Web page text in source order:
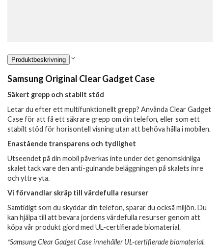
Produktbeskrivning
Samsung Original Clear Gadget Case
Säkert grepp och stabilt stöd
Letar du efter ett multifunktionellt grepp? Använda Clear Gadget
Case för att få ett säkrare grepp om din telefon, eller som ett
stabilt stöd för horisontell visning utan att behöva hålla i mobilen.
Enastående transparens och tydlighet
Utseendet på din mobil påverkas inte under det genomskinliga
skalet tack vare den anti-gulnande beläggningen på skalets inre
och yttre yta.
Vi förvandlar skräp till värdefulla resurser
Samtidigt som du skyddar din telefon, sparar du också miljön. Du
kan hjälpa till att bevara jordens värdefulla resurser genom att
köpa vår produkt gjord med UL-certifierade biomaterial.
*Samsung Clear Gadget Case innehåller UL-certifierade biomaterial.